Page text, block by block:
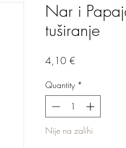
Nar i
tuširanje
4,10 €
Quantity *
Nije na zalihi